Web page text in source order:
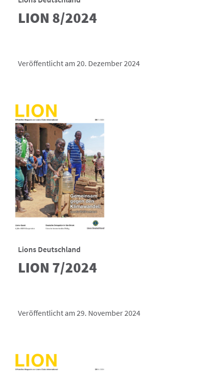
LION 8/2024
Veröffentlicht am 20. Dezember 2024
Lions Deutschland
LION 7/2024
Veröffentlicht am 29. November 2024